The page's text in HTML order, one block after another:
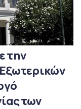
την
των